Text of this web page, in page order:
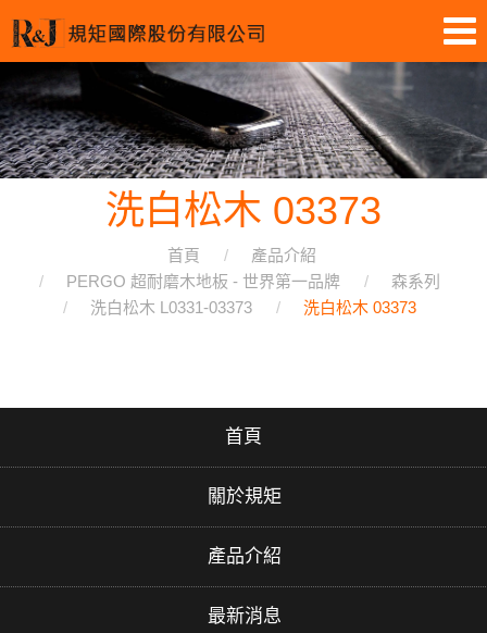
洗白松木 03373
首頁
產品介紹
PERGO 超耐磨木地板 - 世界第一品牌
森系列
洗白松木 L0331-03373
洗白松木 03373
首頁
關於規矩
產品介紹
最新消息